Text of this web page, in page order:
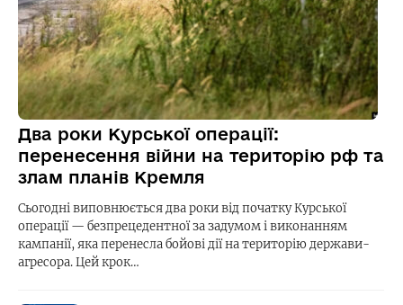
Два роки Курської операції:
перенесення війни на територію рф та
злам планів Кремля
Сьогодні виповнюється два роки від початку Курської
операції — безпрецедентної за задумом і виконанням
кампанії, яка перенесла бойові дії на територію держави-
агресора. Цей крок…